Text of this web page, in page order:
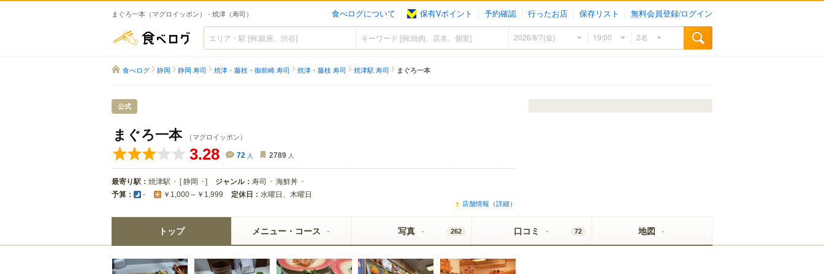
まぐろ一本（マグロイッポン） - 焼津（寿司） 食べログについて 保有Vポイント 予約確認 行ったお店 保存リスト 無料会員登録/ログイン
食べログ
食べログ 静岡 静岡 寿司 焼津・藤枝・御前崎 寿司 焼津・藤枝 寿司 焼津駅 寿司 まぐろ一本
公式
まぐろ一本 （マグロイッポン）
3.28 72 人 2789 人
最寄り駅： 焼津駅 [静岡 ] ジャンル： 寿司 海鮮丼
予算： - ￥1,000～￥1,999 定休日： 水曜日、木曜日
店舗情報（詳細）
トップ メニュー・コース 写真 262 口コミ 72 地図